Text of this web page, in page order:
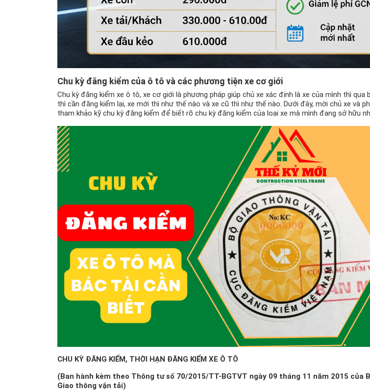
Chu kỳ đăng kiểm của ô tô và các phương tiện xe cơ giới
Chu kỳ đăng kiểm xe ô tô, xe cơ giới là phương pháp giúp chủ xe xác định là xe của mình thì qua
thì cần đăng kiểm lại, xe mới thì như thế nào và xe cũ thì như thế nào. Dưới đây, mời chủ xe và
tham khảo kỹ chu kỳ đăng kiểm để biết rõ chu kỳ đăng kiểm của loại xe mà mình đang sở hữu
CHU KỲ ĐĂNG KIỂM, THỜI HẠN ĐĂNG KIỂM XE Ô TÔ
(Ban hành kèm theo Thông tư số 70/2015/TT-BGTVT ngày 09 tháng 11 năm 2015 của
Giao thông vận tải)